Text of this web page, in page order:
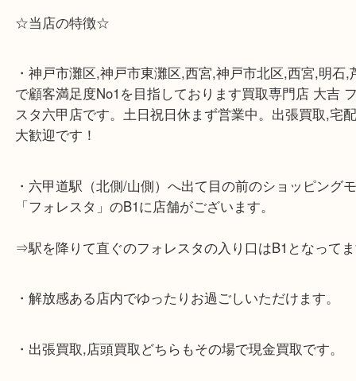
☆当店の特徴☆
・神戸市灘区,神戸市東灘区,西宮,神戸市北区,西宮,